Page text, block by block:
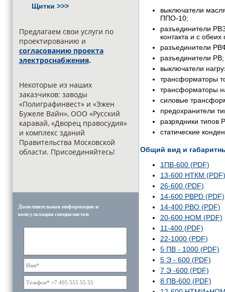
Щитки >>>
Предлагаем свои услуги по
проектированию и
согласованию проекта
электроснабжения.
Некоторые из наших
заказчиков: заводы
«Полиграфинвест» и «Эжен
Бужеле Вайн», ООО «Русский
каравай, «Дворец правосудия»
и комплекс зданий
Правительства Московской
области. Присоединяйтесь!
Дополнительная информация и
консультации специалистов
выключатели
ППО-10;
разъединители
контакта и с обеих
разъединители
разъединители РВ;
выключатели
трансформаторы
трансформаторы
силовые
предохранители
разрядники типов
статические
Общий вид и
1ПВ-600 (PDF)
13-600 НТКМ (PDF)
26-600 (PDF)
14-600 РВРD (PDF)
14-400 РВО (PDF)
20-600 НОМ (PDF)
11-400 (PDF)
22-1000 (PDF)
5 ПВ - 1000 (PDF)
5 Э - 600 (PDF)
7 Э -600 (PDF)
8 ПВ-600 (PDF)